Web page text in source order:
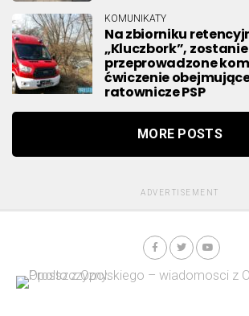
KOMUNIKATY
Na zbiorniku
„Kluczbork”, zostanie
przeprowadzone
ćwiczenie
ratownicze PSP
MORE POSTS
ADVERTISEMENT